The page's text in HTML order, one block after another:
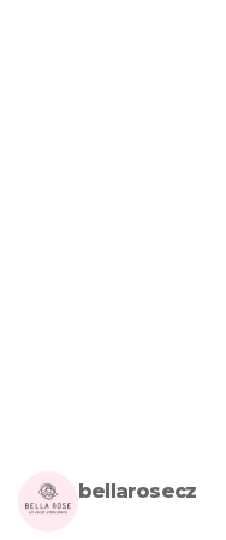
bellarosecz